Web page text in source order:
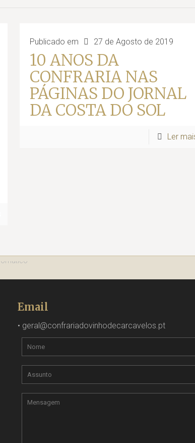
Publicado em 27 de Agosto de 2019
10 ANOS DA
CONFRARIA NAS
PÁGINAS DO JORNAL
DA COSTA DO SOL
Ler
Email
• geral@confrariadovinhodecarcavelos.pt